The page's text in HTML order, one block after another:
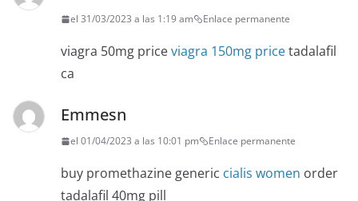
el 31/03/2023 a las 1:19 am Enlace permanente
viagra 50mg priceviagra 150mg pricetadalafil
ca
Emmesn
el 01/04/2023 a las 10:01 pm Enlace permanente
buy promethazine generic cialis women order
tadalafil 40mg pill